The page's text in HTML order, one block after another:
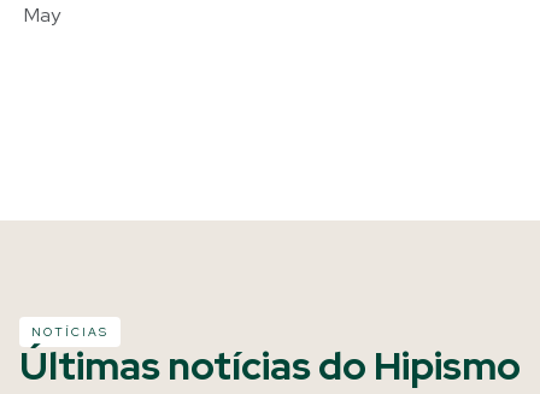
May
NOTÍCIAS
Últimas notícias do Hipismo